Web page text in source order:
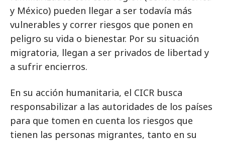
y México) pueden llegar a ser todavía más
vulnerables y correr riesgos que ponen en
peligro su vida o bienestar. Por su situación
migratoria, llegan a ser privados de libertad y
a sufrir encierros.
En su acción humanitaria, el CICR busca
responsabilizar a las autoridades de los países
para que tomen en cuenta los riesgos que
tienen las personas migrantes, tanto en su